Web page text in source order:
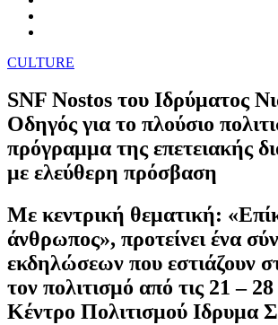
CULTURE
SNF Nostos του Ιδρύματος
Οδηγός για το πλούσιο
πρόγραμμα της επετειακής
με ελεύθερη πρόσβαση
Με κεντρική θεματική:
άνθρωπος», προτείνει ένα
εκδηλώσεων που εστιάζουν
τον πολιτισμό από τις 21 – 28
Κέντρο Πολιτισμού Ιδρυμα